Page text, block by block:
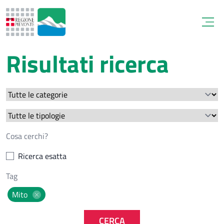
Risultati ricerca
Ricerca esatta
Mito
CERCA